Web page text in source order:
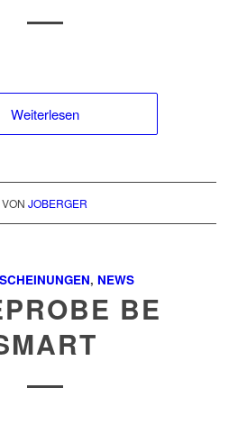
Weiterlesen
VONJOBERGER
, NEWS
BE